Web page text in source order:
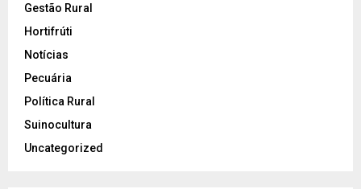
Gestão Rural
Hortifrúti
Notícias
Pecuária
Política Rural
Suinocultura
Uncategorized